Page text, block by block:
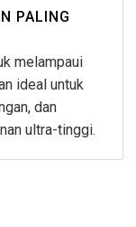
PALING
melampaui
ideal untuk
dan
ultra-tinggi.